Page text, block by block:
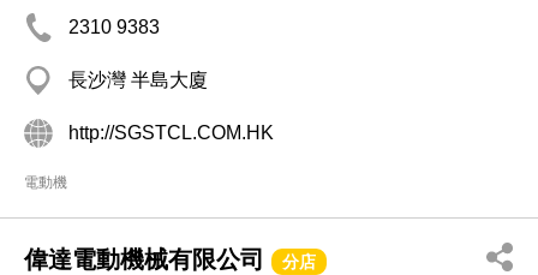
2310 9383
長沙灣 半島大廈
http://SGSTCL.COM.HK
電動機
偉達電動機械有限公司 分店